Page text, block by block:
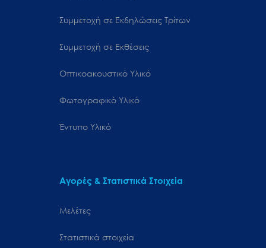
Συμμετοχή σε Εκδηλώσεις Τρίτων
Συμμετοχή σε Εκθέσεις
Οπτικοακουστικό Υλικό
Φωτογραφικό Υλικό
Έντυπο Υλικό
Αγορές & Στατιστικά Στοιχεία
Μελέτες
Στατιστικά στοιχεία